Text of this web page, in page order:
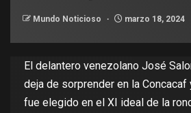
Mundo Noticioso marzo 18, 2024
El delantero venezolano José
deja de sorprender en la
fue elegido en el XI ideal de la